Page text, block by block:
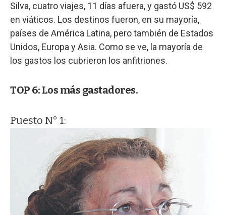
Silva, cuatro viajes, 11 días afuera, y gastó US$ 592
en viáticos. Los destinos fueron, en su mayoría,
países de América Latina, pero también de Estados
Unidos, Europa y Asia. Como se ve, la mayoría de
los gastos los cubrieron los anfitriones.
TOP 6: Los más gastadores.
Puesto N° 1: